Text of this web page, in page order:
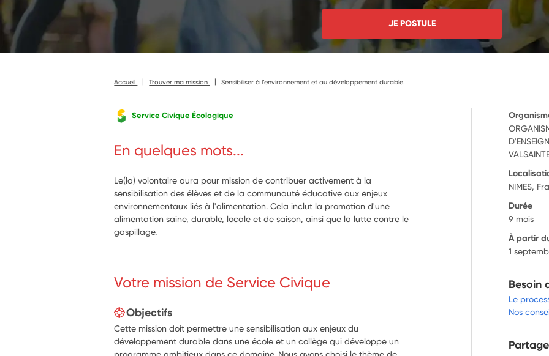
JE POSTULE
Accueil Trouver ma mission Sensibiliser à l’environnement et au développement durable.
Service Civique Écologique
En quelques mots...
Le(la) volontaire aura pour mission de contribuer activement à la
sensibilisation des élèves et de la communauté éducative aux enjeux
environnementaux liés à l'alimentation. Cela inclut la promotion d'une
alimentation saine, durable, locale et de saison, ainsi que la lutte contre le
gaspillage.
Votre mission de Service Civique
Objectifs
Cette mission doit permettre une sensibilisation aux enjeux du
développement durable dans une école et un collège qui développe un
programme ambitieux dans ce domaine. Nous avons choisi le thème de
NIMES,
Durée
9 mois
À partir
1
Besoin
Le
Nos